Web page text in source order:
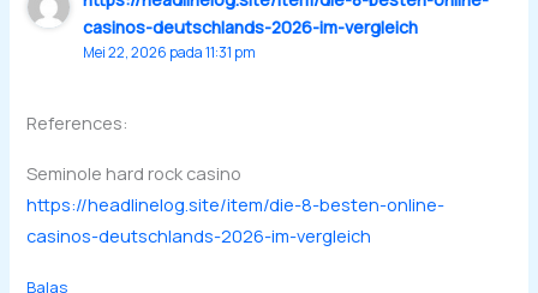
casinos-deutschlands-2026-im-vergleich
Mei 22, 2026 pada 11:31 pm
References:
Seminole hard rock casino
https://headlinelog.site/item/die-8-besten-online-
casinos-deutschlands-2026-im-vergleich
Balas